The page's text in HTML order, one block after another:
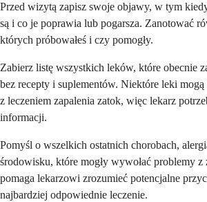
Przed wizytą zapisz swoje objawy, w tym
są i co je poprawia lub pogarsza. Zanotować
których próbowałeś i czy pomogły.
Zabierz listę wszystkich leków, które obecnie
bez recepty i suplementów. Niektóre leki
z leczeniem zapalenia zatok, więc lekarz
informacji.
Pomyśl o wszelkich ostatnich chorobach,
środowisku, które mogły wywołać problemy z
pomaga lekarzowi zrozumieć potencjalne
najbardziej odpowiednie leczenie.